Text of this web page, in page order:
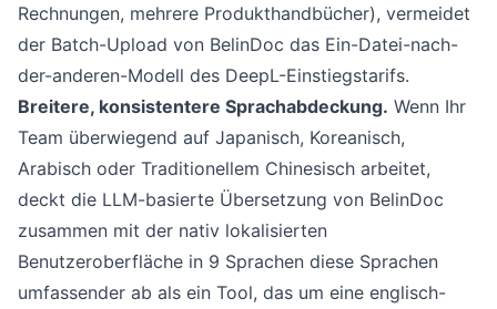
Rechnungen, mehrere Produkthandbücher), vermeidet
der Batch-Upload von BelinDoc das Ein-Datei-nach-
der-anderen-Modell des DeepL-Einstiegstarifs.
Breitere, konsistentere Sprachabdeckung. Wenn Ihr
Team überwiegend auf Japanisch, Koreanisch,
Arabisch oder Traditionellem Chinesisch arbeitet,
deckt die LLM-basierte Übersetzung von BelinDoc
zusammen mit der nativ lokalisierten
Benutzeroberfläche in 9 Sprachen diese Sprachen
umfassender ab als ein Tool, das um eine englisch-